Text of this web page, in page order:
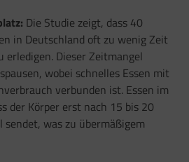
Die Studie zeigt, dass 40
in Deutschland oft zu wenig Zeit
erledigen. Dieser Zeitmangel
wobei schnelles Essen mit
verbunden ist. Essen im
der Körper erst nach 15 bis 20
was zu übermäßigem